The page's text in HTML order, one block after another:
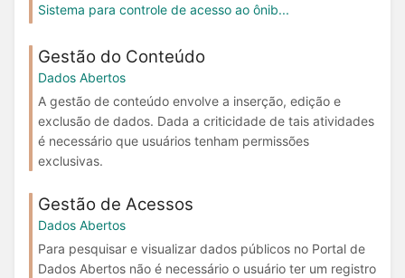
Sistema para controle de acesso ao ônib...
Gestão do Conteúdo
Dados Abertos
A gestão de conteúdo envolve a inserção, edição e
exclusão de dados. Dada a criticidade de tais atividades
é necessário que usuários tenham permissões
exclusivas.
Gestão de Acessos
Dados Abertos
Para pesquisar e visualizar dados públicos no Portal de
Dados Abertos não é necessário o usuário ter um registro